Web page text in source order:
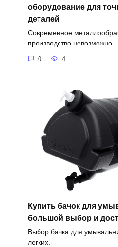
оборудование для
деталей
Современное
производство невозможно
0 4
Купить бачок для
большой выбор и
Выбор бачка для
легких.